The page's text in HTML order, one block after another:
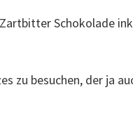
Schokolade
zu besuchen, der ja